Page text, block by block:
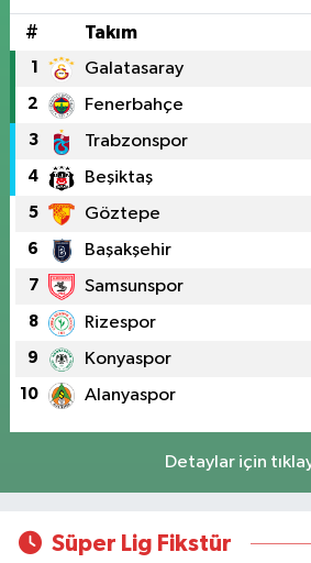
# Takım
1 Galatasaray
2 Fenerbahçe
3 Trabzonspor
4 Beşiktaş
5 Göztepe
6 Başakşehir
7 Samsunspor
8 Rizespor
9 Konyaspor
10 Alanyaspor
Detaylar için
Süper Lig Fikstür